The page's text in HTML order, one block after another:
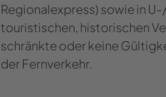
Re­gio­nal­ex­press) sowie in
tou­ris­ti­schen, his­to­ri­schen
schränk­te oder keine
der Fern­ver­kehr.